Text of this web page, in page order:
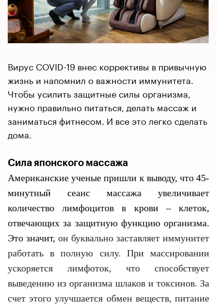
Вирус COVID-19 внес коррективы в привычную
жизнь и напомнил о важности иммунитета.
Чтобы усилить защитные силы организма,
нужно правильно питаться, делать массаж и
заниматься фитнесом. И все это легко сделать
дома.
Сила японского массажа
Американские ученые пришли к выводу, что 45-
минутный сеанс массажа увеличивает
количество лимфоцитов в крови – клеток,
отвечающих за защитную функцию организма.
Это значит, он буквально заставляет иммунитет
работать в полную силу. При массировании
ускоряется лимфоток, что способствует
выведению из организма шлаков и токсинов. За
счет этого улучшается обмен веществ, питание